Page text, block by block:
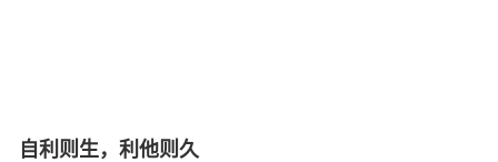
自利则生，利他则久